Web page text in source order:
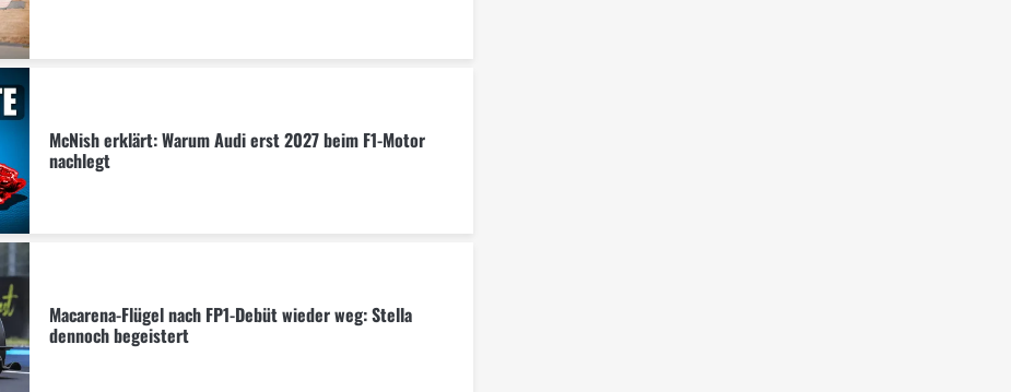
McNish erklärt: Warum Audi erst 2027 beim F1-Motor
nachlegt
Macarena-Flügel nach FP1-Debüt wieder weg: Stella
dennoch begeistert